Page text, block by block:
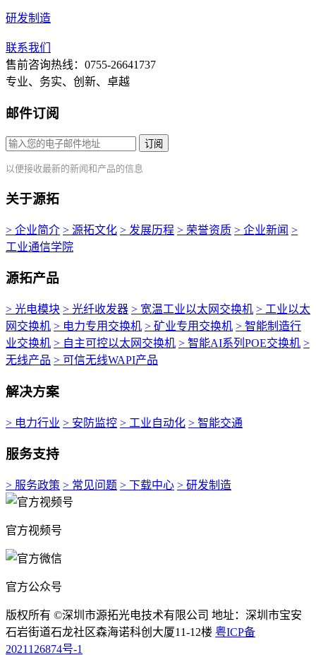
研发制造
联系我们
售前咨询热线：0755-26641737
专业、务实、创新、卓越
邮件订阅
订阅
以便接收最新的新闻和产品的信息
关于源拓
> 企业简介 > 源拓文化 > 发展历程 > 荣誉资质 > 企业新闻 >
工业通信学院
源拓产品
> 光电模块 > 光纤收发器 > 宽温工业以太网交换机 > 工业以太
网交换机 > 电力专用交换机 > 矿业专用交换机 > 智能制造行
业交换机 > 自主可控以太网交换机 > 智能AI系列POE交换机 >
无线产品 > 可信无线WAPI产品
解决方案
> 电力行业 > 安防监控 > 工业自动化 > 智能交通
服务支持
> 服务政策 > 常见问题 > 下载中心 > 研发制造
官方视频号
官方公众号
版权所有 ©深圳市源拓光电技术有限公司 地址：深圳市宝安
石岩街道石龙社区森海诺科创大厦11-12楼 粤ICP备
2021126874号-1